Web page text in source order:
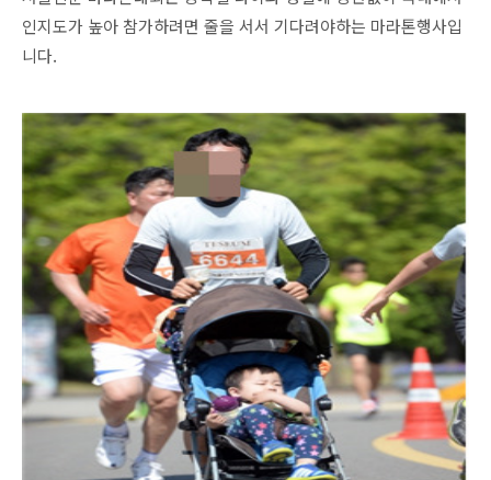
인지도가 높아 참가하려면 줄을 서서 기다려야하는 마라톤행사입
니다.